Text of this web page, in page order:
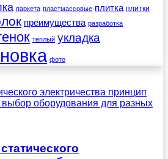
паркета пластмассовые плитка плитки
преимущества разработка
теплый укладка
фото
электричества принцип
оборудования для разных